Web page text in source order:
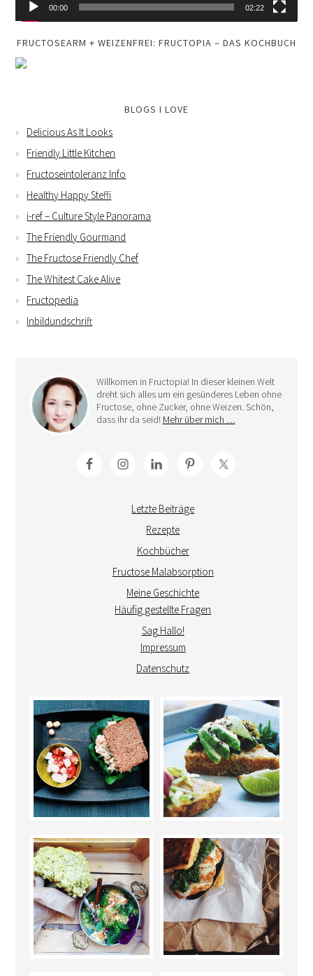
00:00 02:22
FRUCTOSEARM + WEIZENFREI: FRUCTOPIA – DAS KOCHBUCH
BLOGS I LOVE
Delicious As It Looks
Friendly Little Kitchen
Fructoseintoleranz Info
Healthy Happy Steffi
i-ref – Culture Style Panorama
The Friendly Gourmand
The Fructose Friendly Chef
The Whitest Cake Alive
Fructopedia
Inbildundschrift
Willkomen in Fructopia! In dieser kleinen Welt
dreht sich alles um ein gesünderes Leben ohne
Fructose, ohne Zucker, ohne Weizen. Schön,
dass ihr da seid! Mehr über mich …
Letzte Beiträge
Rezepte
Kochbücher
Fructose Malabsorption
Meine Geschichte
Häufig gestellte Fragen
Sag Hallo!
Impressum
Datenschutz